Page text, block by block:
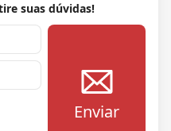
suas dúvidas!
Enviar